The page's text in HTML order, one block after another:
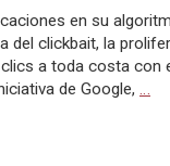
en su
del clickbait, la
a toda costa con
de Google, …